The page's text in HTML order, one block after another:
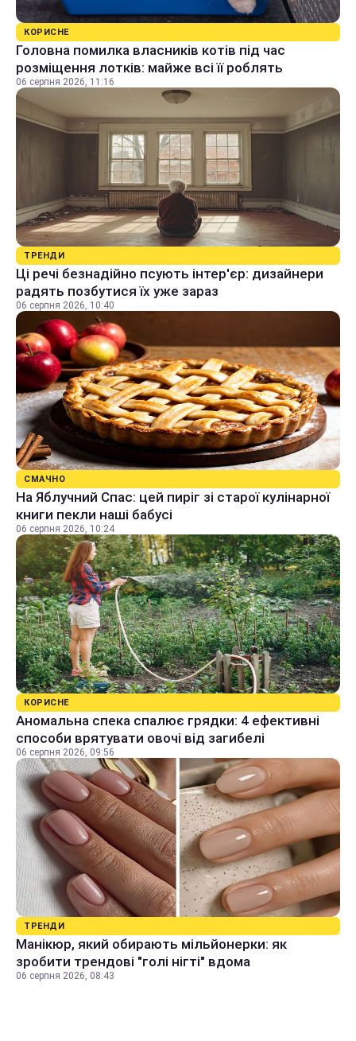
КОРИСНЕ
Головна помилка власників котів під час
розміщення лотків: майже всі її роблять
06 серпня 2026, 11:16
ТРЕНДИ
Ці речі безнадійно псують інтер'єр: дизайнери
радять позбутися їх уже зараз
06 серпня 2026, 10:40
СМАЧНО
На Яблучний Спас: цей пиріг зі старої кулінарної
книги пекли наші бабусі
06 серпня 2026, 10:24
КОРИСНЕ
Аномальна спека спалює грядки: 4 ефективні
способи врятувати овочі від загибелі
06 серпня 2026, 09:56
ТРЕНДИ
Манікюр, який обирають мільйонерки: як
зробити трендові "голі нігті" вдома
06 серпня 2026, 08:43